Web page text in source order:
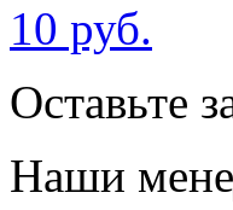
10 руб.
Оставьте
Наши